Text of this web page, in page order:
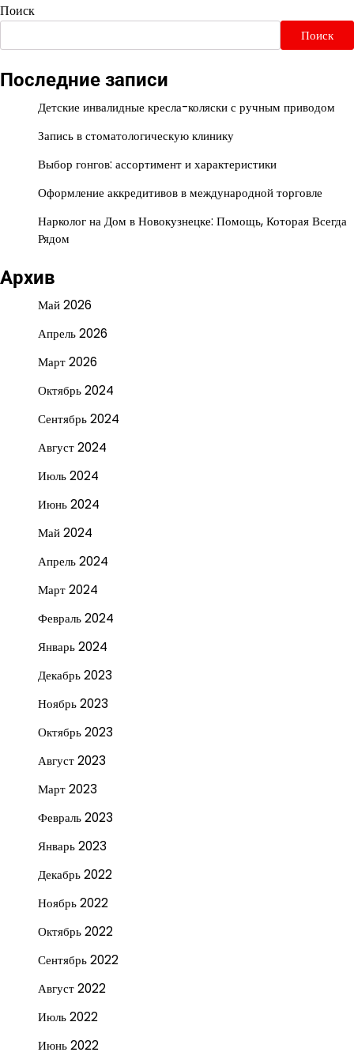
Поиск
Поиск
Последние записи
Детские инвалидные кресла-коляски с ручным приводом
Запись в стоматологическую клинику
Выбор гонгов: ассортимент и характеристики
Оформление аккредитивов в международной торговле
Нарколог на Дом в Новокузнецке: Помощь, Которая Всегда
Рядом
Архив
Май 2026
Апрель 2026
Март 2026
Октябрь 2024
Сентябрь 2024
Август 2024
Июль 2024
Июнь 2024
Май 2024
Апрель 2024
Март 2024
Февраль 2024
Январь 2024
Декабрь 2023
Ноябрь 2023
Октябрь 2023
Август 2023
Март 2023
Февраль 2023
Январь 2023
Декабрь 2022
Ноябрь 2022
Октябрь 2022
Сентябрь 2022
Август 2022
Июль 2022
Июнь 2022